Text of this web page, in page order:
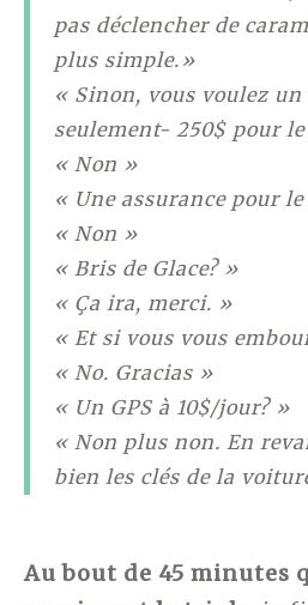
pas déclencher de
plus simple.»
« Sinon, vous voulez
seulement- 250$ pour
« Non »
« Une assurance pour
« Non »
« Bris de Glace? »
« Ça ira, merci. »
« Et si vous vous
« No. Gracias »
« Un GPS à 10$/jour? »
« Non plus non. En
bien les clés de la
Au bout de 45 minutes